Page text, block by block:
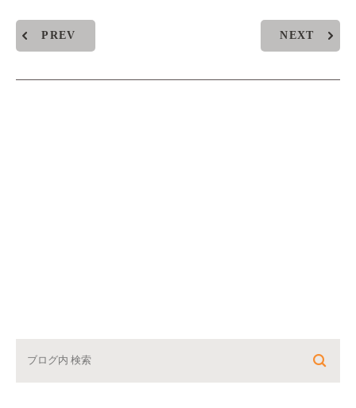
PREV NEXT